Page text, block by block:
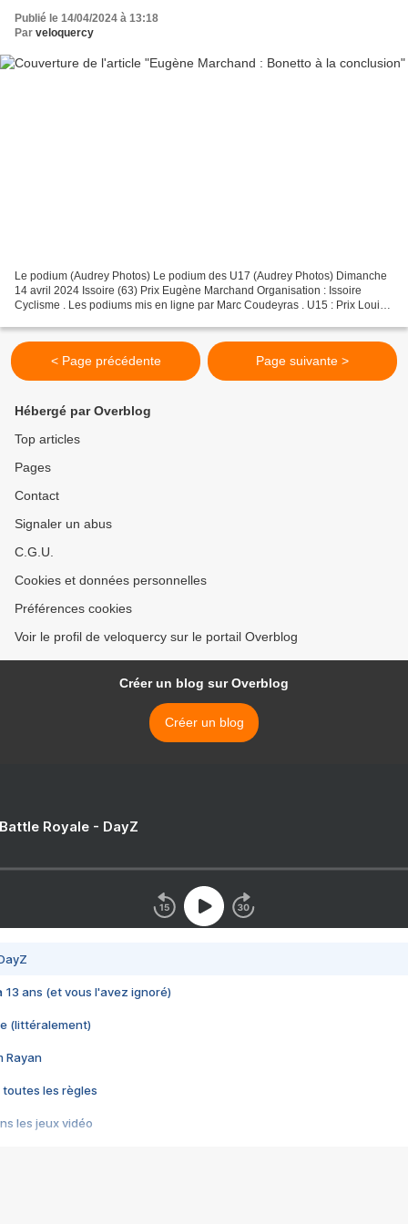
Publié le 14/04/2024 à 13:18
Par veloquercy
Le podium (Audrey Photos) Le podium des U17 (Audrey Photos) Dimanche
14 avril 2024 Issoire (63) Prix Eugène Marchand Organisation : Issoire
Cyclisme . Les podiums mis en ligne par Marc Coudeyras . U15 : Prix Louis
< Page précédente Page suivante >
Hébergé par Overblog
Top articles
Pages
Contact
Signaler un abus
C.G.U.
Cookies et données personnelles
Préférences cookies
Voir le profil de veloquercy sur le portail Overblog
Créer un blog sur Overblog
Créer un blog
Royale - DayZ
13 ans (et vous l'avez ignoré)
(littéralement)
Rayan
toutes les règles
les jeux vidéo